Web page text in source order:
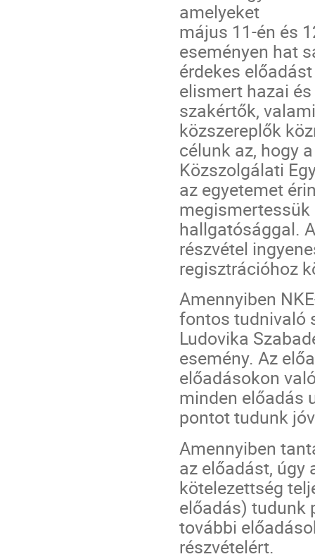
amelyeket
május 11-én és
eseményen hat
érdekes
elismert hazai
szakértők,
közszereplők
célunk az, hogy
Közszolgálati
az egyetemet
megismertessük
hallgatósággal.
részvétel
regisztrációhoz
Amennyiben
fontos tudnivaló
Ludovika
esemény. Az
előadásokon
minden előadás
pontot tudunk
Amennyiben
az előadást, úgy
kötelezettség
előadás) tudunk
további
részvételért.